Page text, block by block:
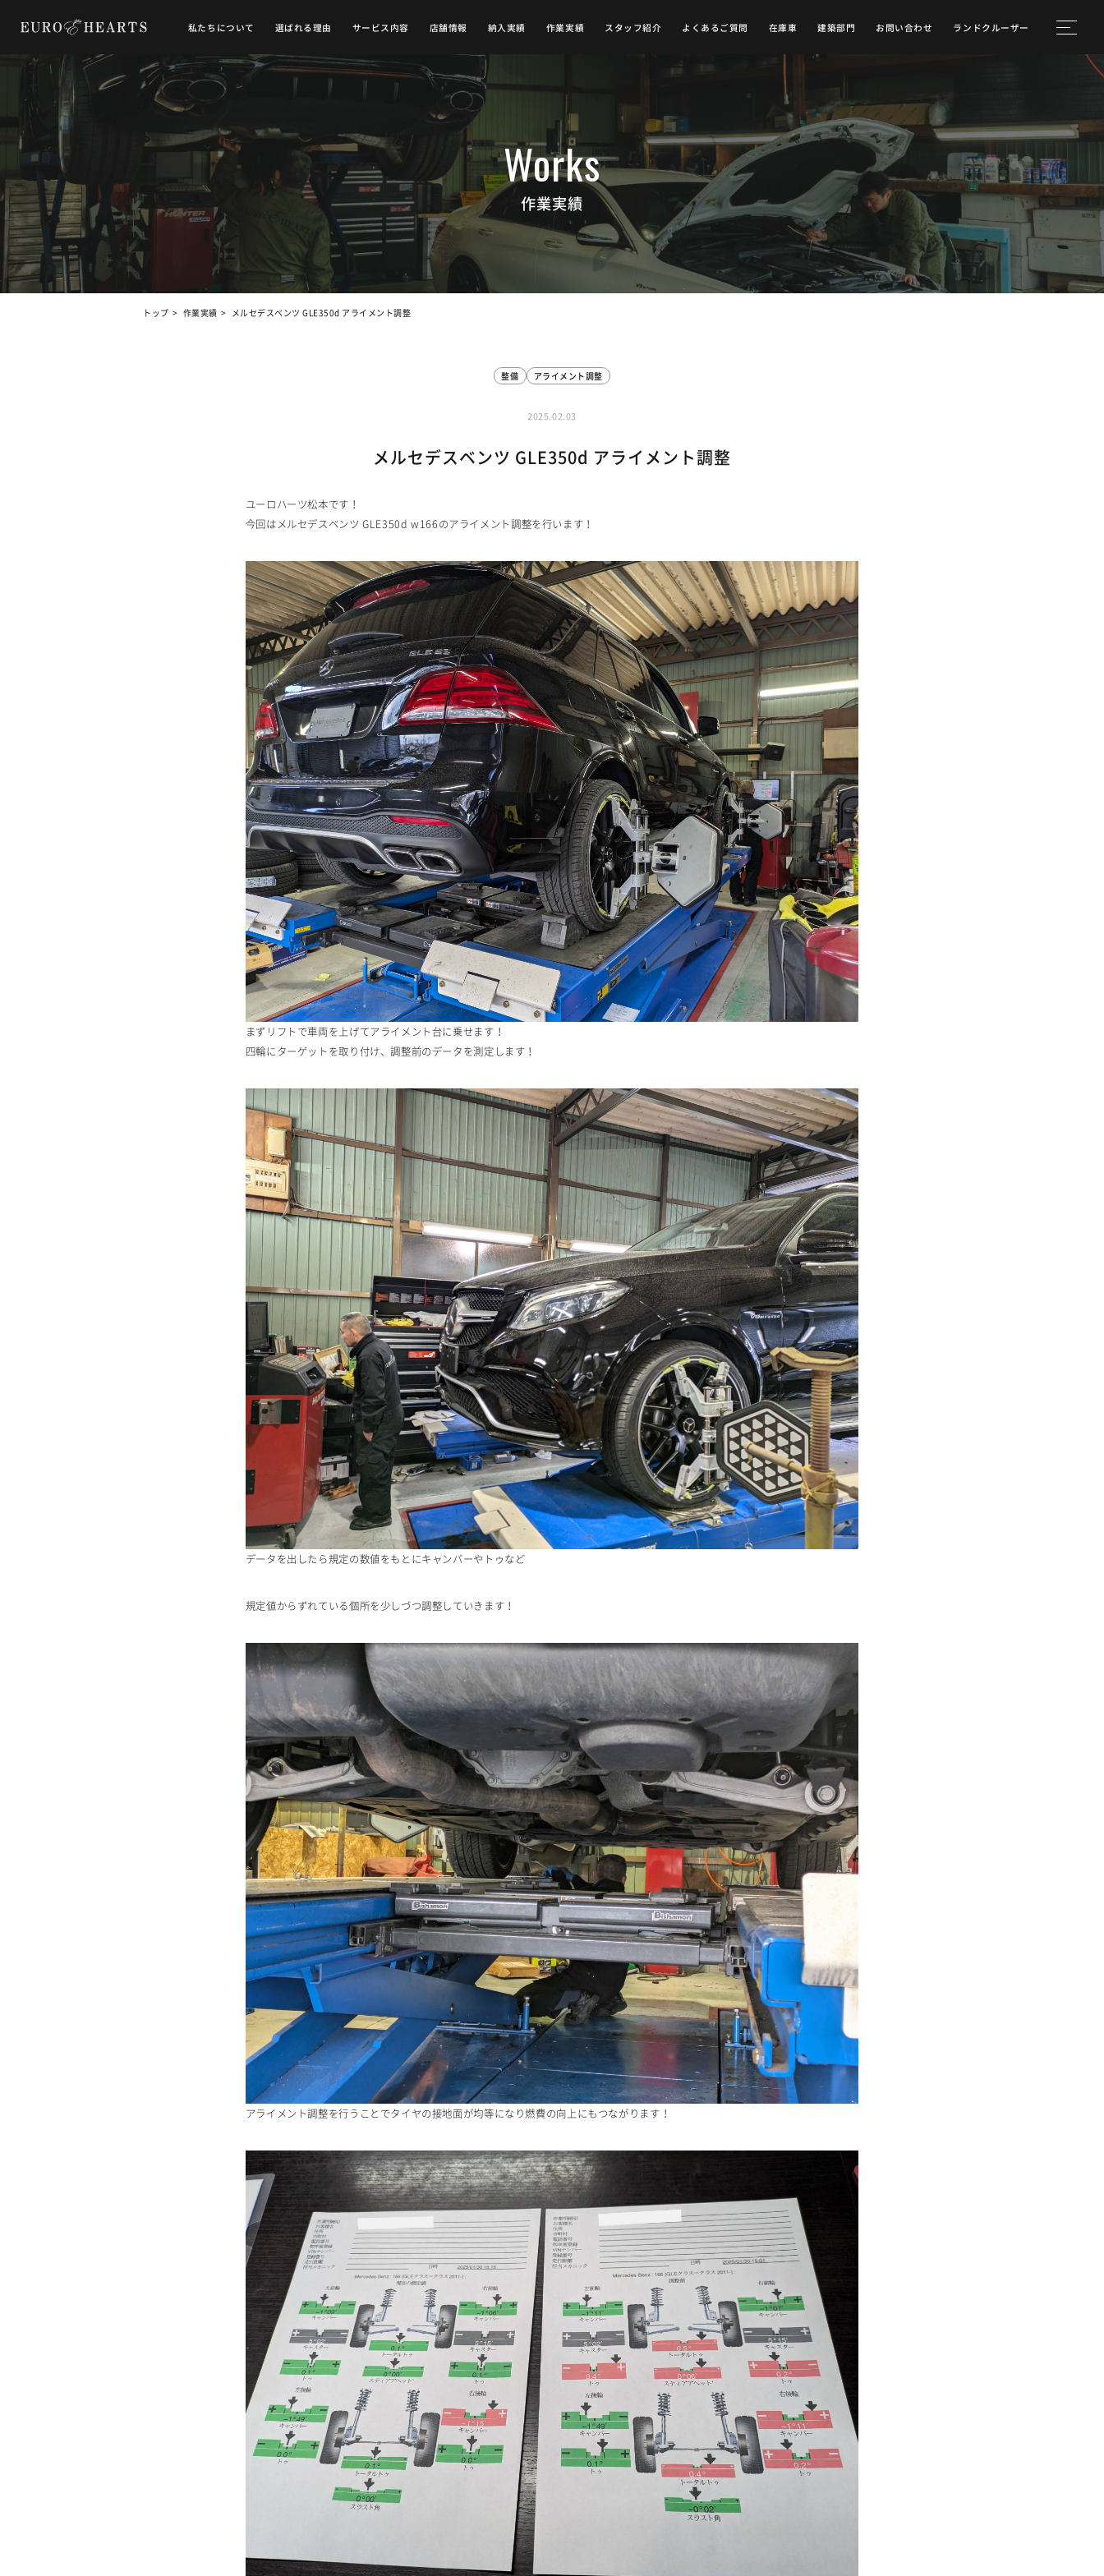
私たちについて 選ばれる理由 サービス内容 店舗情報 納入実績 作業実績 スタッフ紹介 よくあるご質問 在庫車 建築部門 お問い合わせ ランドクルーザー
私たちについて
店舗情報
納入実績
作業実績
スタッフ紹介
よくある質問
ユーチューブチャンネル
建築部門
お問い合わせ
ランドクルーザー
SDGs宣言
メール
WEBからご相談
24時間受付中！
お電話
お気軽にお問い合わせください。
tel.0568-86-4855
営業時間 10:00～19:00 年中無休！
Instagram/Line/YouTube
お気軽にお問い合わせください。
作業実績
トップ 作業実績 メルセデスベンツ GLE350d アライメント調整
整備 アライメント調整
2025.02.03
メルセデスベンツ GLE350d アライメント調整
ユーロハーツ松本です！
今回はメルセデスベンツ GLE350d w166のアライメント調整を行います！
まずリフトで車両を上げてアライメント台に乗せます！
四輪にターゲットを取り付け、調整前のデータを測定します！
データを出したら規定の数値をもとにキャンバーやトゥなど
規定値からずれている個所を少しづつ調整していきます！
アライメント調整を行うことでタイヤの接地面が均等になり燃費の向上にもつながります！